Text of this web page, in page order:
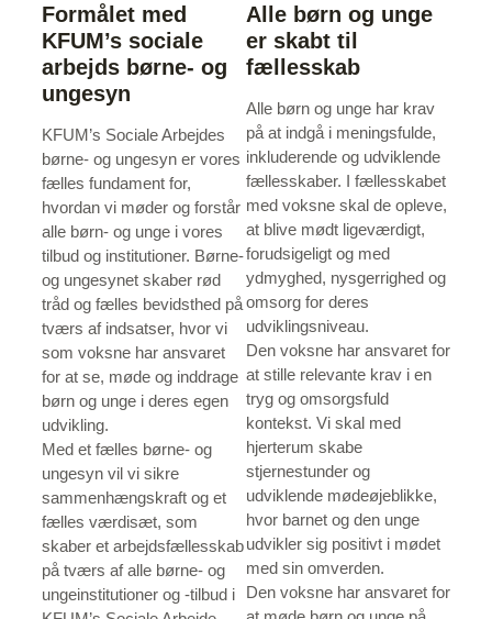
Formålet med
KFUM’s sociale
arbejds børne- og
ungesyn
KFUM’s Sociale Arbejdes
børne- og ungesyn er vores
fælles fundament for,
hvordan vi møder og forstår
alle børn- og unge i vores
tilbud og institutioner. Børne-
og ungesynet skaber rød
tråd og fælles bevidsthed på
tværs af indsatser, hvor vi
som voksne har ansvaret
for at se, møde og inddrage
børn og unge i deres egen
udvikling.
Med et fælles børne- og
ungesyn vil vi sikre
sammenhængskraft og et
fælles værdisæt, som
skaber et arbejdsfællesskab
på tværs af alle børne- og
ungeinstitutioner og -tilbud i
Alle børn og unge
er skabt til
fællesskab
Alle børn og unge har krav
på at indgå i meningsfulde,
inkluderende og udviklende
fællesskaber. I fællesskabet
med voksne skal de opleve,
at blive mødt ligeværdigt,
forudsigeligt og med
ydmyghed, nysgerrighed og
omsorg for deres
udviklingsniveau.
Den voksne har ansvaret for
at stille relevante krav i en
tryg og omsorgsfuld
kontekst. Vi skal med
hjerterum skabe
stjernestunder og
udviklende mødeøjeblikke,
hvor barnet og den unge
udvikler sig positivt i mødet
med sin omverden.
Den voksne har ansvaret for